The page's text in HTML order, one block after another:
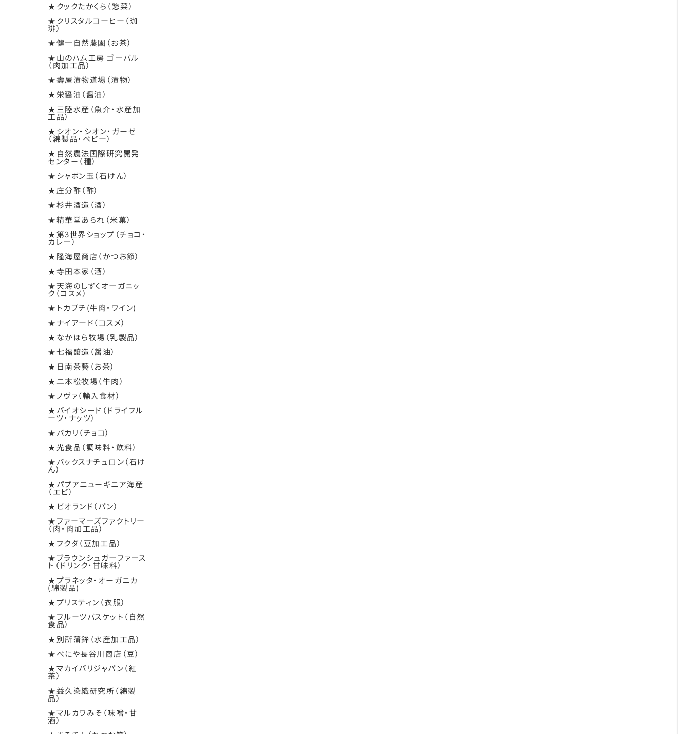
★クックたかくら（惣菜）
★クリスタルコーヒー（珈
琲）
★健一自然農園（お茶）
★山のハム工房 ゴーバル
（肉加工品）
★壽屋漬物道場（漬物）
★栄醤油（醤油）
★三陸水産（魚介・水産加
工品）
★シオン・シオン・ガーゼ
（綿製品・ベビー）
★自然農法国際研究開発
センター（種）
★シャボン玉（石けん）
★庄分酢（酢）
★杉井酒造（酒）
★精華堂あられ（米菓）
★第3世界ショップ（チョコ・
カレー）
★隆海屋商店（かつお節）
★寺田本家（酒）
★天海のしずくオーガニッ
ク（コスメ）
★トカプチ(牛肉・ワイン)
★ナイアード（コスメ）
★なかほら牧場（乳製品）
★七福醸造（醤油）
★日南茶藝（お茶）
★二本松牧場（牛肉）
★ノヴァ（輸入食材）
★バイオシード（ドライフル
ーツ・ナッツ）
★パカリ（チョコ）
★光食品（調味料・飲料）
★パックスナチュロン（石け
ん）
★パプアニューギニア海産
（エビ）
★ビオランド（パン）
★ファーマーズファクトリー
（肉・肉加工品）
★フクダ（豆加工品）
★ブラウンシュガーファース
ト（ドリンク・甘味料）
★プラネッタ・オーガニカ
(綿製品)
★プリスティン（衣服）
★フルーツバスケット（自然
食品）
★別所蒲鉾（水産加工品）
★べにや長谷川商店（豆）
★マカイバリジャパン（紅
茶）
★益久染織研究所（綿製
品）
★マルカワみそ（味噌・甘
酒）